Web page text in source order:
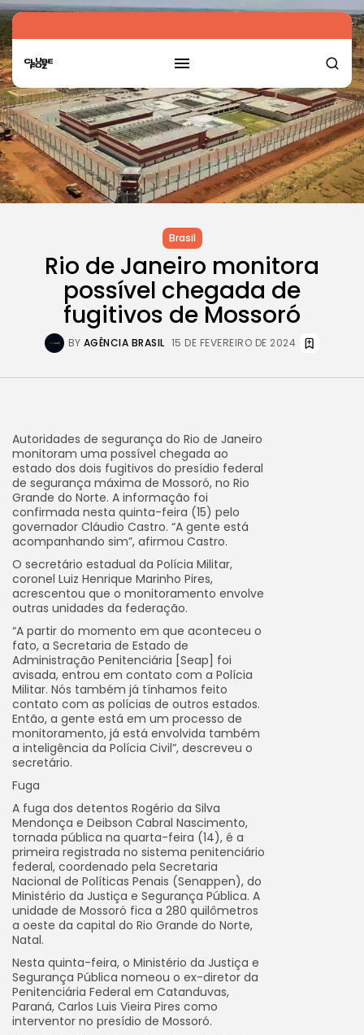
Brasil
Rio de Janeiro monitora
possível chegada de
fugitivos de Mossoró
BY AGÊNCIA BRASIL 15 DE FEVEREIRO DE 2024
Autoridades de segurança do Rio de Janeiro
monitoram uma possível chegada ao
estado dos dois fugitivos do presídio federal
de segurança máxima de Mossoró, no Rio
Grande do Norte. A informação foi
confirmada nesta quinta-feira (15) pelo
governador Cláudio Castro. “A gente está
acompanhando sim”, afirmou Castro.
O secretário estadual da Polícia Militar,
coronel Luiz Henrique Marinho Pires,
acrescentou que o monitoramento envolve
outras unidades da federação.
“A partir do momento em que aconteceu o
fato, a Secretaria de Estado de
Administração Penitenciária [Seap] foi
avisada, entrou em contato com a Polícia
Militar. Nós também já tínhamos feito
contato com as polícias de outros estados.
Então, a gente está em um processo de
monitoramento, já está envolvida também
a inteligência da Polícia Civil”, descreveu o
secretário.
Fuga
A fuga dos detentos Rogério da Silva
Mendonça e Deibson Cabral Nascimento,
tornada pública na quarta-feira (14), é a
primeira registrada no sistema penitenciário
federal, coordenado pela Secretaria
Nacional de Políticas Penais (Senappen), do
Ministério da Justiça e Segurança Pública. A
unidade de Mossoró fica a 280 quilômetros
a oeste da capital do Rio Grande do Norte,
Natal.
Nesta quinta-feira, o Ministério da Justiça e
Segurança Pública nomeou o ex-diretor da
Penitenciária Federal em Catanduvas,
Paraná, Carlos Luis Vieira Pires como
interventor no presídio de Mossoró.